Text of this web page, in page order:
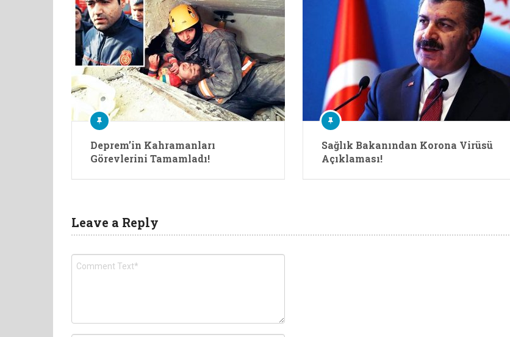
Deprem’in Kahramanları
Görevlerini Tamamladı!
Sağlık Bakanından Korona Virüsü
Açıklaması!
Leave a Reply